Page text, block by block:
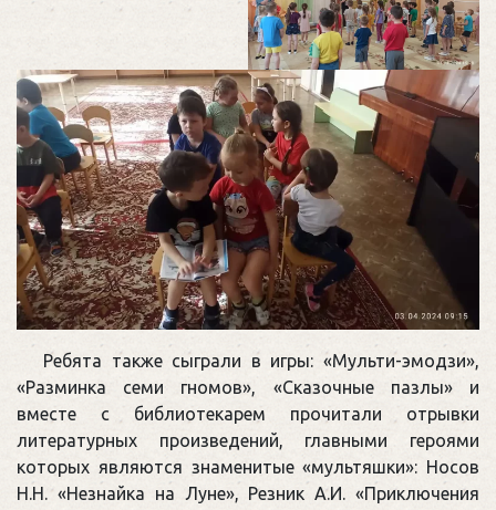
Ребята также сыграли в игры: «Мульти-эмодзи»,
«Разминка семи гномов», «Сказочные пазлы» и
вместе с библиотекарем прочитали отрывки
литературных произведений, главными героями
которых являются знаменитые «мультяшки»: Носов
Н.Н. «Незнайка на Луне», Резник А.И. «Приключения